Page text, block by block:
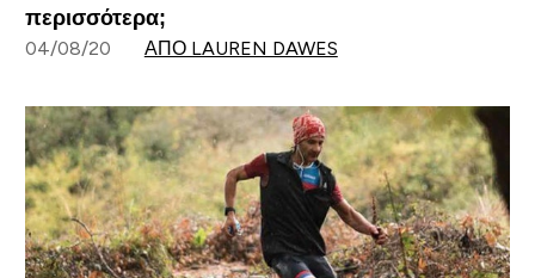
περισσότερα;
04/08/20 ΑΠΌ LAUREN DAWES